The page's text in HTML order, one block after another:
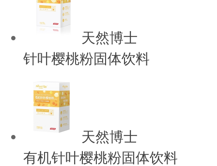
天然博士
针叶樱桃粉固体饮料
天然博士
有机针叶樱桃粉固体饮料